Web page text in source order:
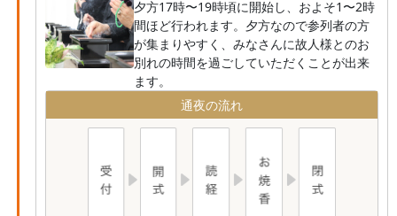
夕方17時〜19時頃に開始し、およそ1〜2時
間ほど行われます。夕方なので参列者の方
が集まりやすく、みなさんに故人様とのお
別れの時間を過ごしていただくことが出来
ます。
通夜の流れ